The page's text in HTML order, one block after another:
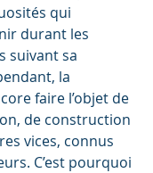
qui
durant les
suivant sa
la
faire l’objet de
de construction
vices, connus
C’est pourquoi